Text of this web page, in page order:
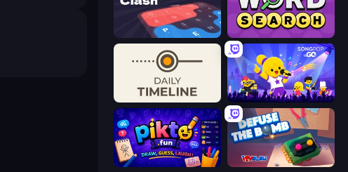
LetterClash Daily Word Search
Daily Timeline SongPop GO
Pikto.fun Defuse the Bomb 3D